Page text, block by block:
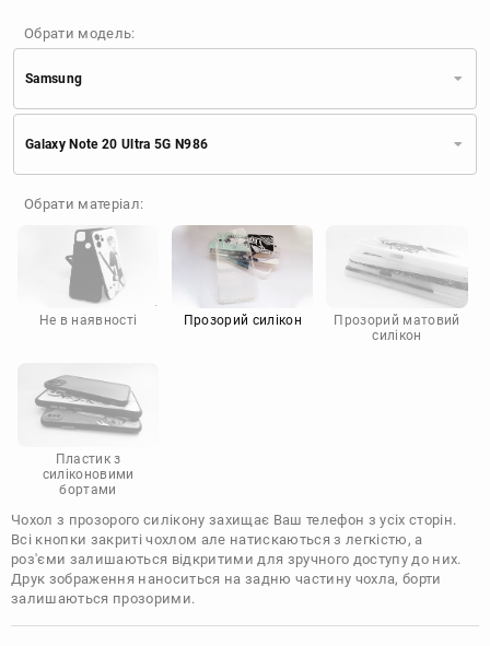
Обрати модель:
Samsung
Apple
Huawei
TECNO
Google
Doogee
Infinix
Motorola
Galaxy Note 20 Ultra 5G N986
Обрати матеріал:
Не в наявності Прозорий силікон
Прозорий матовий
силікон
Пластик з
силіконовими
бортами
Чохол з прозорого силікону захищає Ваш телефон з усіх сторін.
Всі кнопки закриті чохлом але натискаються з легкістю, а
роз'єми залишаються відкритими для зручного доступу до них.
Друк зображення наноситься на задню частину чохла, борти
залишаються прозорими.